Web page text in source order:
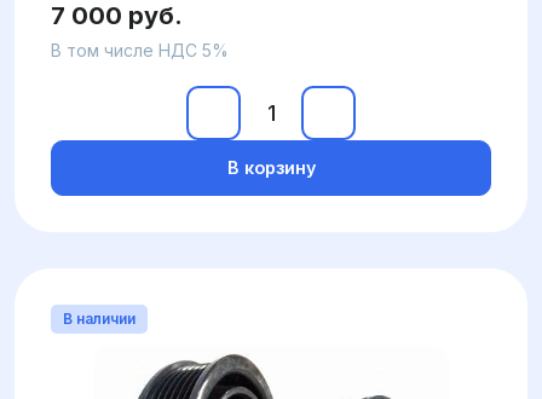
7 000 руб.
В том числе НДС 5%
В корзину
В наличии